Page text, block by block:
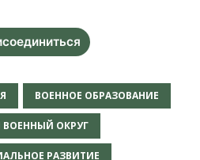
ВОЕННОЕ ОБРАЗОВАНИЕ
ОКРУГ
РАЗВИТИЕ